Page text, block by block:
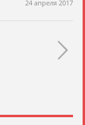
24 апреля 2017